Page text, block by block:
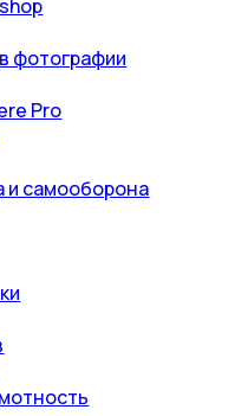
фотографии
Pro
и самооборона